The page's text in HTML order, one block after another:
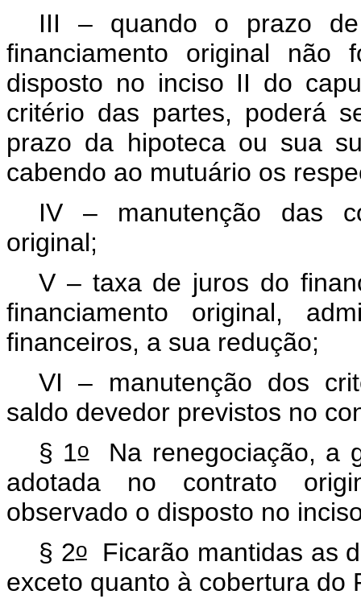
III – quando o prazo
financiamento original não
disposto no inciso II do
critério das partes, poderá
prazo da hipoteca ou sua
cabendo ao mutuário os
IV – manutenção das
original;
V – taxa de juros do
financiamento original,
financeiros, a sua redução;
VI – manutenção dos
saldo devedor previstos no
§ 1oNa renegociação, a
adotada no contrato
observado o disposto no
§ 2oFicarão mantidas as
exceto quanto à cobertura do